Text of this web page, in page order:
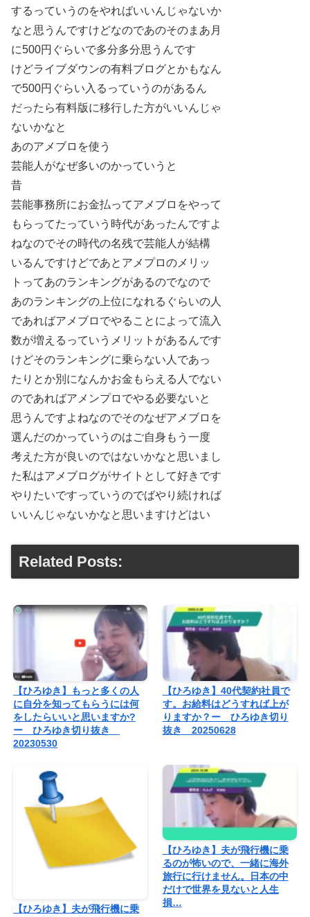
するっていうのをやればいいんじゃないか
なと思うんですけどなのであのそのまあ月
に500円ぐらいで多分多分思うんです
けどライブダウンの有料ブログとかもなん
で500円ぐらい入るっていうのがあるん
だったら有料版に移行した方がいいんじゃ
ないかなと
あのアメブロを使う
芸能人がなぜ多いのかっていうと
昔
芸能事務所にお金払ってアメブロをやって
もらってたっていう時代があったんですよ
ねなのでその時代の名残で芸能人が結構
いるんですけどであとアメプロのメリッ
トってあのランキングがあるのでなので
あのランキングの上位になれるぐらいの人
であればアメブロでやることによって流入
数が増えるっていうメリットがあるんです
けどそのランキングに乗らない人であっ
たりとか別になんかお金もらえる人でない
のであればアメンプロでやる必要ないと
思うんですよねなのでそのなぜアメブロを
選んだのかっていうのはご自身もう一度
考えた方が良いのではないかなと思いまし
た私はアメブログがサイトとして好きです
やりたいですっていうのでばやり続ければ
いいんじゃないかなと思いますけどはい
Related Posts:
【ひろゆき】もっと多くの人
に自分を知ってもらうには何
をしたらいいと思いますか?
ー ひろゆき切り抜き
20230530
【ひろゆき】40代契約社員で
す。お給料はどうすれば上が
りますか？ー ひろゆき切り
抜き 20250628
【ひろゆき】夫が飛行機に乗
【ひろゆき】夫が飛行機に乗
るのが怖いので、一緒に海外
旅行に行けません。日本の中
だけで世界を見ないと人生
損…